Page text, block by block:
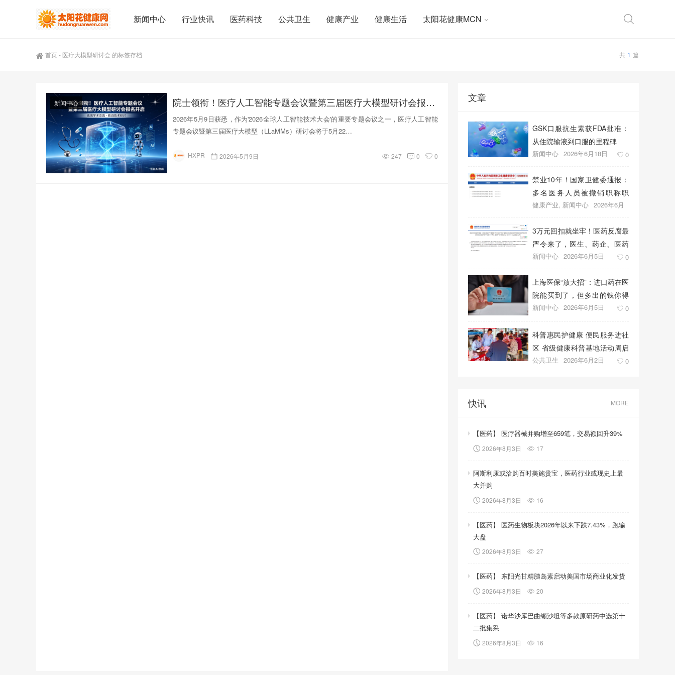
新闻中心 行业快讯 医药科技 公共卫生 健康产业 健康生活 太阳花健康MCN
首页-医疗大模型研讨会 的标签存档 共 1 篇
院士领衔！医疗人工智能专题会议暨第三届医疗大模型研讨会报名开启
新闻中心
2026年5月9日获悉，作为'2026全球人工智能技术大会'的重要专题会议之一，医疗人工智能
专题会议暨第三届医疗大模型（LLaMMs）研讨会将于5月22…
HXPR 2026年5月9日 247 0 0
文章
GSK口服抗生素获FDA批准：
从住院输液到口服的里程碑
新闻中心 2026年6月18日 0
禁业10年！国家卫健委通报：
多名医务人员被撤销职称职
务、取消晋升资格
健康产业, 新闻中心 2026年6月
3万元回扣就坐牢！医药反腐最
严令来了，医生、药企、医药
代表将无一幸免
新闻中心 2026年6月5日 0
上海医保“放大招”：进口药在医
院能买到了，但多出的钱你得
自己掏！
新闻中心 2026年6月5日 0
科普惠民护健康 便民服务进社
区 省级健康科普基地活动周启
幕
公共卫生 2026年6月2日 0
快讯 MORE
【医药】 医疗器械并购增至659笔，交易额回升39%
2026年8月3日 17
阿斯利康或洽购百时美施贵宝，医药行业或现史上最
大并购
2026年8月3日 16
【医药】 医药生物板块2026年以来下跌7.43%，跑输
大盘
2026年8月3日 27
【医药】 东阳光甘精胰岛素启动美国市场商业化发货
2026年8月3日 20
【医药】 诺华沙库巴曲缬沙坦等多款原研药中选第十
二批集采
2026年8月3日 16